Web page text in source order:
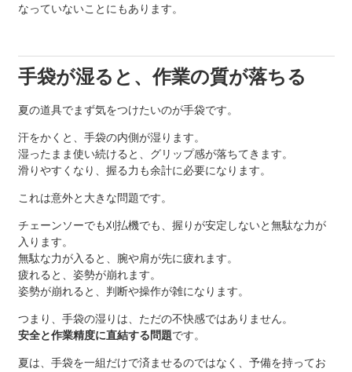
なっていないことにもあります。
手袋が湿ると、作業の質が落ちる
夏の道具でまず気をつけたいのが手袋です。
汗をかくと、手袋の内側が湿ります。
湿ったまま使い続けると、グリップ感が落ちてきます。
滑りやすくなり、握る力も余計に必要になります。
これは意外と大きな問題です。
チェーンソーでも刈払機でも、握りが安定しないと無駄な力が
入ります。
無駄な力が入ると、腕や肩が先に疲れます。
疲れると、姿勢が崩れます。
姿勢が崩れると、判断や操作が雑になります。
つまり、手袋の湿りは、ただの不快感ではありません。
安全と作業精度に直結する問題です。
夏は、手袋を一組だけで済ませるのではなく、予備を持ってお